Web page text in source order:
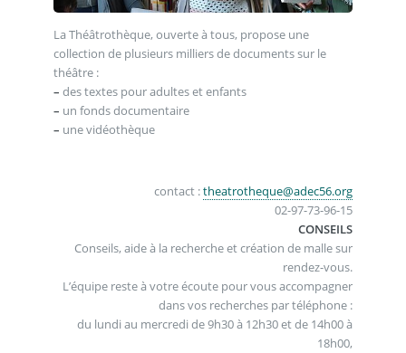
La Théâtrothèque, ouverte à tous, propose une
collection de plusieurs milliers de documents sur le
théâtre :
– des textes pour adultes et enfants
– un fonds documentaire
– une vidéothèque
contact :theatrotheque@adec56.org
02-97-73-96-15
CONSEILS
Conseils, aide à la recherche et création de malle sur
rendez-vous.
L’équipe reste à votre écoute pour vous accompagner
dans vos recherches par téléphone :
du lundi au mercredi de 9h30 à 12h30 et de 14h00 à
18h00,